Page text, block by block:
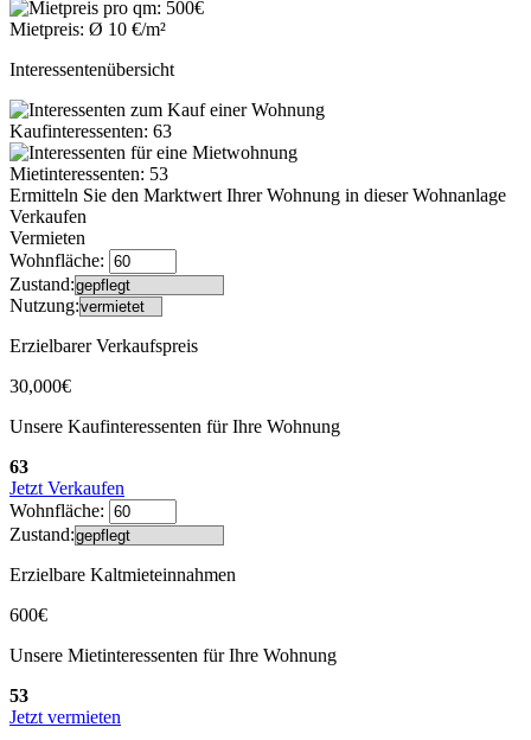
Mietpreis: Ø 10 €/m²
Interessentenübersicht
Kaufinteressenten: 63
Mietinteressenten: 53
Ermitteln Sie den Marktwert Ihrer Wohnung in dieser Wohnanlage
Verkaufen
Vermieten
Wohnfläche:
Zustand:
Nutzung:
Erzielbarer Verkaufspreis
30,000€
Unsere Kaufinteressenten für Ihre Wohnung
63
Jetzt Verkaufen
Wohnfläche:
Zustand:
Erzielbare Kaltmieteinnahmen
600€
Unsere Mietinteressenten für Ihre Wohnung
53
Jetzt vermieten